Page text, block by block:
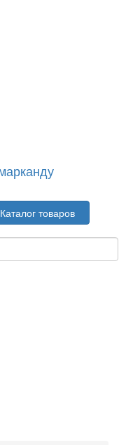
Каталог товаров